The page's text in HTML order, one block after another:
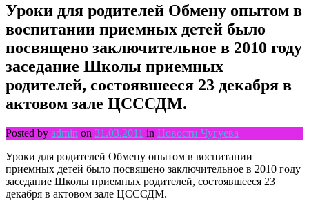
Уроки для родителей Обмену опытом в
воспитании приемных детей было
посвящено заключительное в 2010 году
заседание Школы приемных
родителей, состоявшееся 23 декабря в
актовом зале ЦСССДМ.
Posted by admin on 31.03.2011 in Новости Чугуева
Уроки для родителей Обмену опытом в воспитании
приемных детей было посвящено заключительное в 2010 году
заседание Школы приемных родителей, состоявшееся 23
декабря в актовом зале ЦСССДМ.